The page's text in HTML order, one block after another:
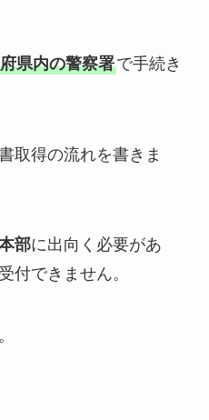
県内の警察署で手続き
取得の流れを書きま
部に出向く必要があ
付できません。